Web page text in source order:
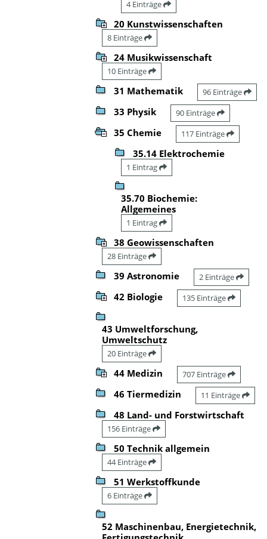
4 Einträge
20 Kunstwissenschaften
8 Einträge
24 Musikwissenschaft
10 Einträge
31 Mathematik 96 Einträge
33 Physik 90 Einträge
35 Chemie 117 Einträge
35.14 Elektrochemie
1 Eintrag
35.70 Biochemie:
Allgemeines
1 Eintrag
38 Geowissenschaften
28 Einträge
39 Astronomie 2 Einträge
42 Biologie 135 Einträge
43 Umweltforschung,
Umweltschutz
20 Einträge
44 Medizin 707 Einträge
46 Tiermedizin 11 Einträge
48 Land- und Forstwirtschaft
156 Einträge
50 Technik allgemein
44 Einträge
51 Werkstoffkunde
6 Einträge
52 Maschinenbau, Energietechnik,